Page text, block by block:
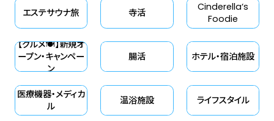
エステサウナ旅 寺活
Cinderella‘s
Foodie
【グルメ🍽】新規オ
ープン・キャンペー
ン
腸活 ホテル・宿泊施設
医療機器・メディカ
ル
温浴施設 ライフスタイル